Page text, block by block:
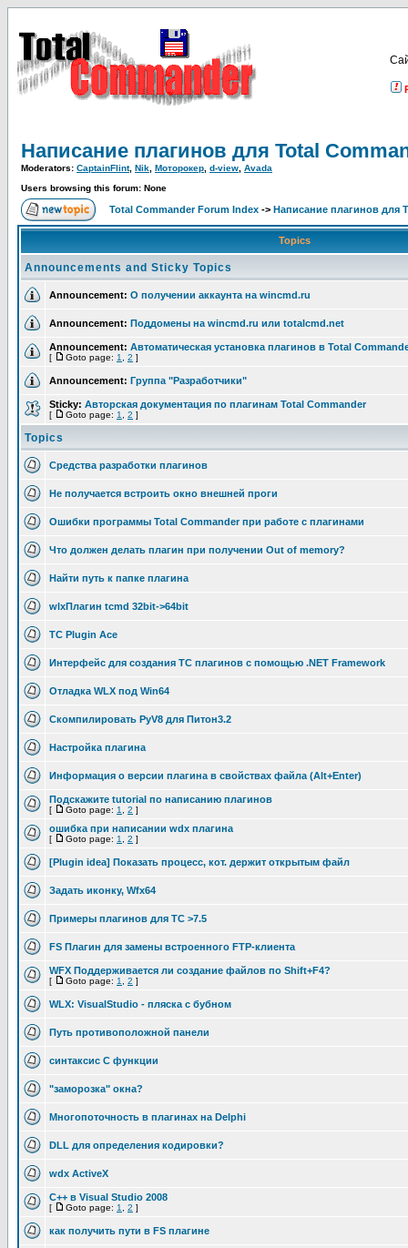
Написание плагинов для Total
Moderators: CaptainFlint, Nik Моторокер d-view Avada
Users browsing this forum: None
Total Commander Forum Index -> Написание плагинов для
Topics
Announcements and Sticky Topics
Announcement: О получении аккаунта на wincmd.ru
Announcement: Поддомены на wincmd.ru или totalcmd.net
Announcement: Автоматическая установка плагинов в Total
[ Goto page: 1 2 ]
Announcement: Группа "Разработчики"
Sticky: Авторская документация по плагинам Total Commander
[ Goto page: 1 2 ]
Topics
Средства разработки плагинов
Не получается встроить окно внешней проги
Ошибки программы Total Commander при работе с плагинами
Что должен делать плагин при получении Out of memory?
Найти путь к папке плагина
wlxПлагин tcmd 32bit->64bit
TC Plugin Ace
Интерфейс для создания TC плагинов с помощью .NET Framework
Отладка WLX под Win64
Скомпилировать PyV8 для Питон3.2
Настройка плагина
Информация о версии плагина в свойствах файла (Alt+Enter)
Подскажите tutorial по написанию плагинов
[ Goto page: 1 2 ]
ошибка при написании wdx плагина
[ Goto page: 1 2 ]
[Plugin idea] Показать процесс, кот. держит открытым файл
Задать иконку, Wfx64
Примеры плагинов для TC >7.5
FS Плагин для замены встроенного FTP-клиента
WFX Поддерживается ли создание файлов по Shift+F4?
[ Goto page: 1 2 ]
WLX: VisualStudio - пляска с бубном
Путь противоположной панели
синтаксис C функции
"заморозка" окна?
Многопоточность в плагинах на Delphi
DLL для определения кодировки?
wdx ActiveX
C++ в Visual Studio 2008
[ Goto page: 1 2 ]
как получить пути в FS плагине